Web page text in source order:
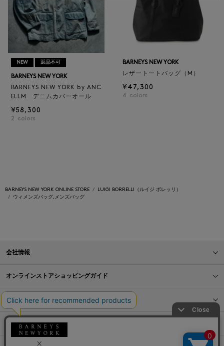
NEW 返品不可
BARNEYS NEW YORK
BARNEYS NEW YORK by ANC
ELLM デニムカバーオール
¥58,300
2 colors
BARNEYS NEW YORK
レザートートバッグ（M）
¥47,300
4 colors
BARNEYS NEW YORK ONLINE STORE
LUIGI BORRELLI（ルイジ ボレッリ）
ウィメンズバッグ,メンズバッグ
会社情報
オンラインストアショッピングガイド
店舗情報
サービス